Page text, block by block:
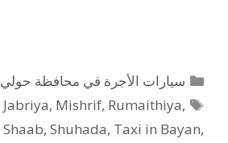
التصنيفات
سيارات الأجرة في محافظة حولي
الوسوم
Jabriya, Mishrif, Rumaithiya,
Shaab, Shuhada, Taxi in Bayan,